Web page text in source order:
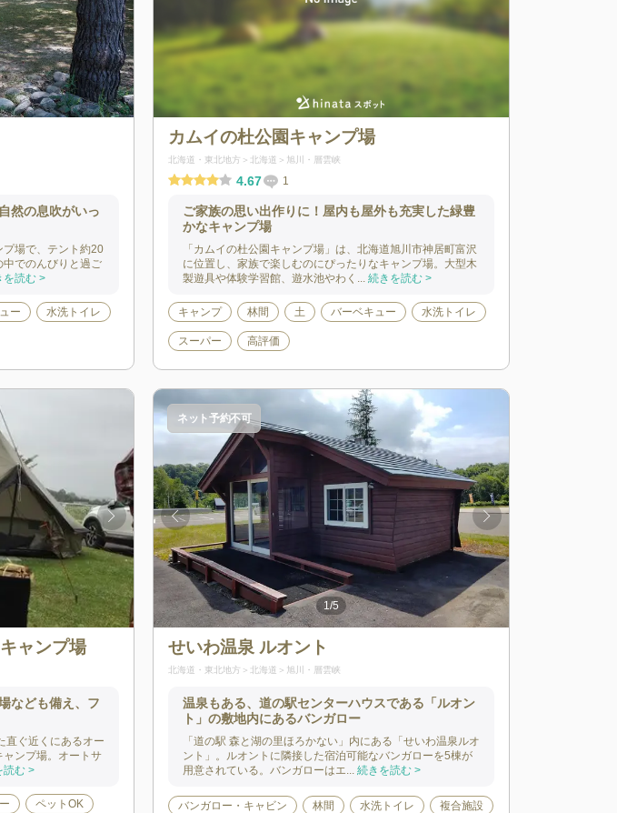
然の息吹がいっ
プ場で、テント約20
でのんびりと過ご
を読む >
ー 水洗トイレ
カムイの杜公園キャンプ場
北海道・東北地方 北海道 旭川・層雲峡
4.67 1
ご家族の思い出作りに！屋内も屋外も充実した緑豊
かなキャンプ場
「カムイの杜公園キャンプ場」は、北海道旭川市神居町富沢
に位置し、家族で楽しむのにぴったりなキャンプ場。大型木
製遊具や体験学習館、遊水池やわく... 続きを読む >
キャンプ 林間 土 バーベキュー 水洗トイレ
スーパー 高評価
出典:かーちゃん(hinataアプリ)
ャンプ場
なども備え、フ
直ぐ近くにあるオー
ャンプ場。オートサ
読む >
ペットOK
1/5
ネット予約不可
せいわ温泉 ルオント
北海道・東北地方 北海道 旭川・層雲峡
温泉もある、道の駅センターハウスである「ルオン
ト」の敷地内にあるバンガロー
「道の駅 森と湖の里ほろかない」内にある「せいわ温泉ルオ
ント」。ルオントに隣接した宿泊可能なバンガローを5棟が
用意されている。バンガローはエ... 続きを読む >
バンガロー・キャビン 林間 水洗トイレ 複合施設